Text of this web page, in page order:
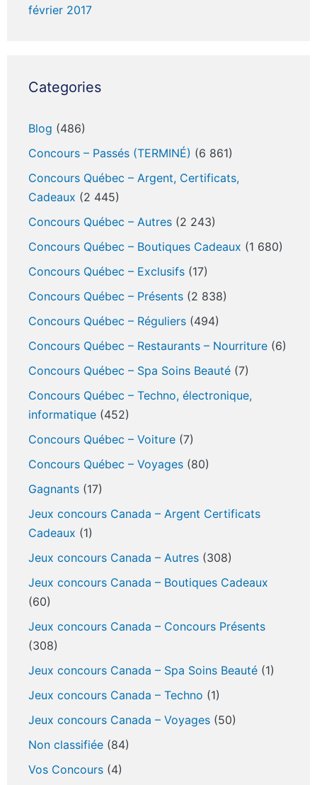
février 2017
Categories
Blog (486)
Concours – Passés (TERMINÉ) (6 861)
Concours Québec – Argent, Certificats,
Cadeaux (2 445)
Concours Québec – Autres (2 243)
Concours Québec – Boutiques Cadeaux (1 680)
Concours Québec – Exclusifs (17)
Concours Québec – Présents (2 838)
Concours Québec – Réguliers (494)
Concours Québec – Restaurants – Nourriture (6)
Concours Québec – Spa Soins Beauté (7)
Concours Québec – Techno, électronique,
informatique (452)
Concours Québec – Voiture (7)
Concours Québec – Voyages (80)
Gagnants (17)
Jeux concours Canada – Argent Certificats
Cadeaux (1)
Jeux concours Canada – Autres (308)
Jeux concours Canada – Boutiques Cadeaux
(60)
Jeux concours Canada – Concours Présents
(308)
Jeux concours Canada – Spa Soins Beauté (1)
Jeux concours Canada – Techno (1)
Jeux concours Canada – Voyages (50)
Non classifiée (84)
Vos Concours (4)